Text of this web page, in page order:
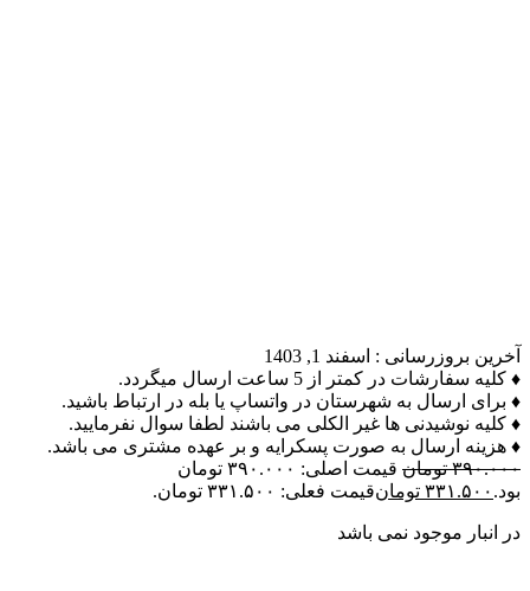
آخرین بروزرسانی : اسفند 1, 1403
♦ کلیه سفارشات در کمتر از 5 ساعت ارسال میگردد.
♦ برای ارسال به شهرستان در واتساپ یا بله در ارتباط باشید.
♦ کلیه نوشیدنی ها غیر الکلی می باشند لطفا سوال نفرمایید.
♦ هزینه ارسال به صورت پسکرایه و بر عهده مشتری می باشد.
۳۹۰.۰۰۰ تومان
قیمت اصلی: ۳۹۰.۰۰۰ تومان
بود. ۳۳۱.۵۰۰ تومانقیمت فعلی: ۳۳۱.۵۰۰ تومان.
در انبار موجود نمی باشد